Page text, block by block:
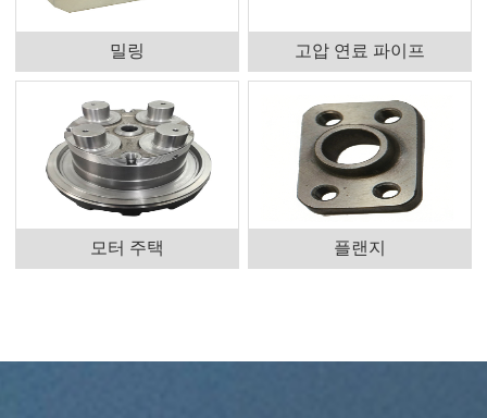
밀링 고압 연료 파이프
모터 주택 플랜지